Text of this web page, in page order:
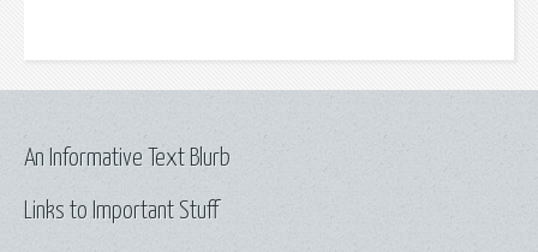
Links to Important Stuff
An Informative Text Blurb